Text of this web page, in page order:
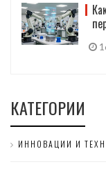
КАТЕГОРИИ
ИННОВАЦИИ И